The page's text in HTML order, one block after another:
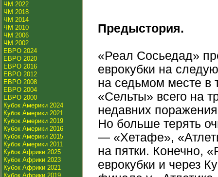
ЧМ 2022
ЧМ 2018
ЧМ 2014
ЧМ 2010
ЧМ 2006
ЧМ 2002
ЕВРО 2024
ЕВРО 2020
ЕВРО 2016
ЕВРО 2012
ЕВРО 2008
ЕВРО 2004
ЕВРО 2000
Кубок Америки 2024
Кубок Америки 2021
Кубок Америки 2019
Кубок Америки 2016
Кубок Америки 2015
Кубок Америки 2011
Кубок Африки 2025
Кубок Африки 2023
Кубок Африки 2021
Кубок Африки 2019
Предыстория.
«Реал Сосьедад»
еврокубки на
на седьмом месте в
«Сельты» всего на
недавних
Но больше терять
— «Хетафе»,
на пятки. Конечно,
еврокубки и через